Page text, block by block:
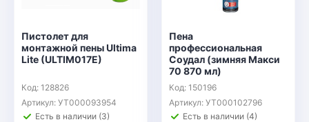
Пистолет для
монтажной пены Ultima
Lite (ULTIM017E)
Код: 128826
Артикул: УТ000093954
Есть в наличии (3)
Пена
профессиональная
Соудал (зимняя Макси
70 870 мл)
Код: 150196
Артикул: УТ000102796
Есть в наличии (4)